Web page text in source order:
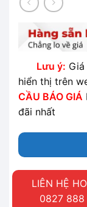
Lưu ý:
hiển thị trên
CẦU BÁO GIÁ
đãi nhất
LIÊN HỆ
0827 888